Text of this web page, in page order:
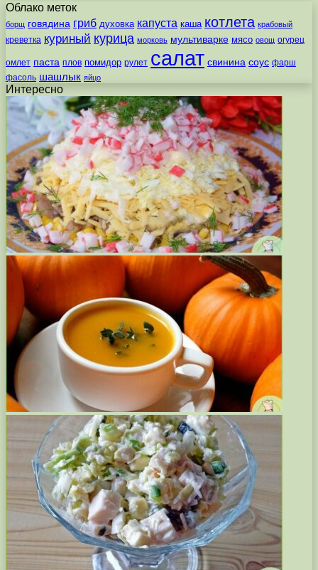
Облако меток
борщ говядина гриб духовка капуста каша котлета крабовый
креветка куриный курица морковь мультиварке мясо овощ огурец
омлет паста плов помидор рулет салат свинина соус фарш
фасоль шашлык яйцо
Интересно